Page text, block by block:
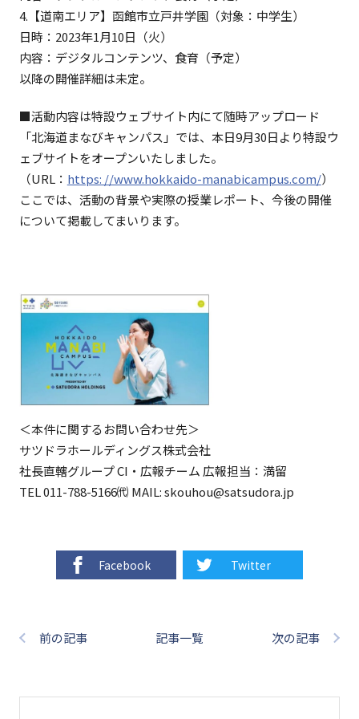
4.【道南エリア】函館市立戸井学園（対象：中学生）
日時：2023年1月10日（火）
内容：デジタルコンテンツ、食育（予定）
以降の開催詳細は未定。
■活動内容は特設ウェブサイト内にて随時アップロード
「北海道まなびキャンパス」では、本日9月30日より特設ウ
ェブサイトをオープンいたしました。
（URL： https: //www.hokkaido-manabicampus.com/）
ここでは、活動の背景や実際の授業レポート、今後の開催
について掲載してまいります。
＜本件に関するお問い合わせ先＞
サツドラホールディングス株式会社
社長直轄グループ CI・広報チーム 広報担当：満留
TEL 011-788-5166㈹ MAIL: skouhou@satsudora.jp
Facebook Twitter
前の記事 記事一覧 次の記事